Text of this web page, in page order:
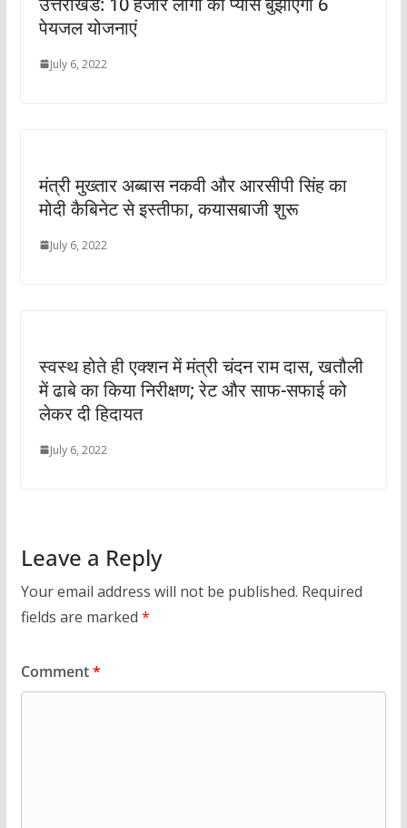
पेयजल योजनाएं
July 6, 2022
मंत्री मुख्तार अब्बास नकवी और आरसीपी सिंह का
मोदी कैबिनेट से इस्तीफा, कयासबाजी शुरू
July 6, 2022
स्वस्थ होते ही एक्शन में मंत्री चंदन राम दास, खतौली
में ढाबे का किया निरीक्षण; रेट और साफ-सफाई को
लेकर दी हिदायत
July 6, 2022
Leave a Reply
Your email address will not be published. Required
fields are marked *
Comment*